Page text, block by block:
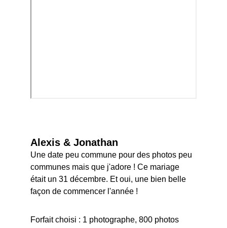
Alexis & Jonathan
Une date peu commune pour des photos peu
communes mais que j'adore ! Ce mariage
était un 31 décembre. Et oui, une bien belle
façon de commencer l'année !
Forfait choisi : 1 photographe, 800 photos